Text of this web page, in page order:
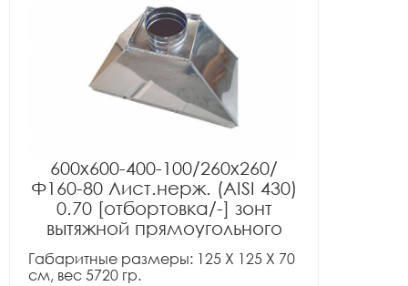
600x600-400-100/260x260/
Ф160-80 Лист.нерж. (AISI 430)
0.70 [отбортовка/-] зонт
вытяжной прямоугольного
сечения тип 2
Габаритные размеры: 125 X 125 X 70
см, вес 5720 гр.